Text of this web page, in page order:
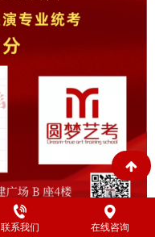
联系我们 在线咨询